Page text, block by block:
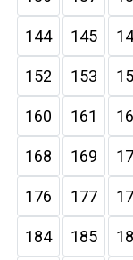
144 145
152 153
160 161
168 169
176 177
184 185